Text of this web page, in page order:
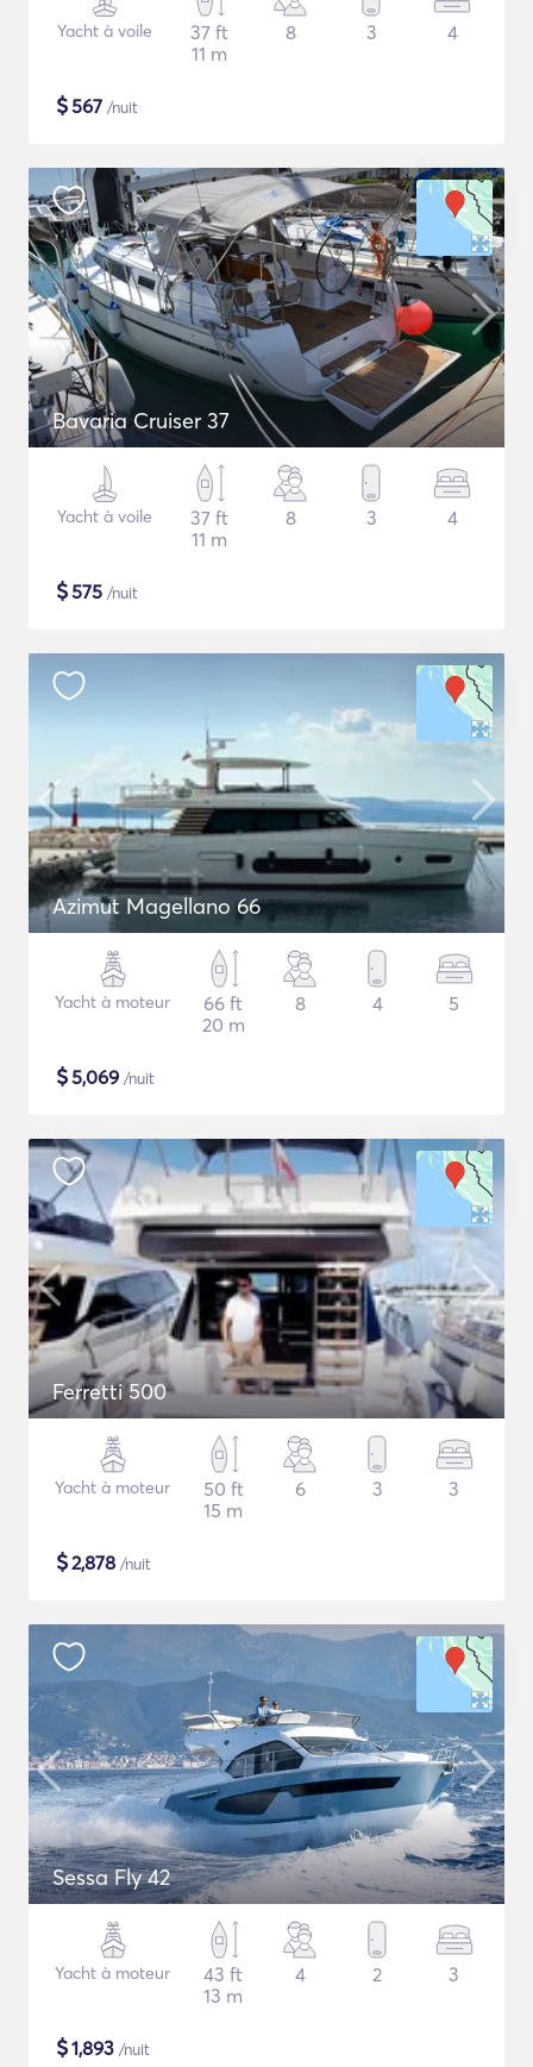
Yacht à voile
37 ft
11 m
8 3 4
$567 /nuit
Bavaria Cruiser 37
Yacht à voile
37 ft
11 m
8 3 4
$575 /nuit
Azimut Magellano 66
Yacht à moteur
66 ft
20 m
8 4 5
$5,069 /nuit
Ferretti 500
Yacht à moteur
50 ft
15 m
6 3 3
$2,878 /nuit
Sessa Fly 42
Yacht à moteur
43 ft
13 m
4 2 3
$1,893 /nuit